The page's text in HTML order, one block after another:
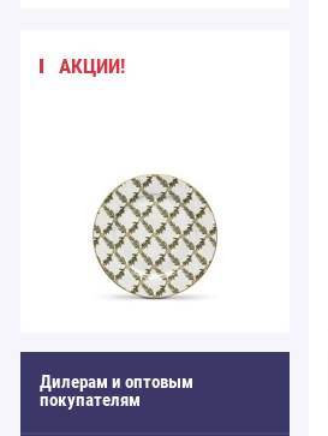
АКЦИИ!
Дилерам и оптовым
покупателям